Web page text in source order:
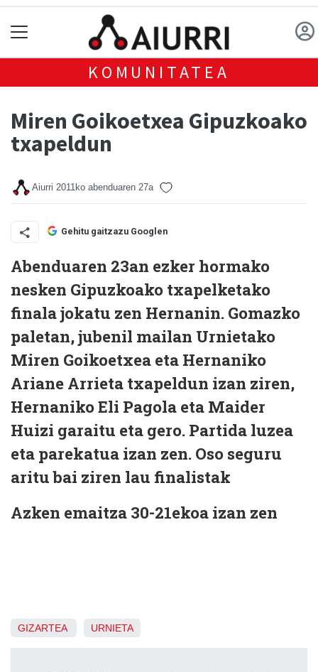
KOMUNITATEA
Miren Goikoetxea Gipuzkoako
txapeldun
Aiurri 2011ko abenduaren 27a
Gehitu gaitzazu Googlen
Abenduaren 23an ezker hormako
nesken Gipuzkoako txapelketako
finala jokatu zen Hernanin. Gomazko
paletan, jubenil mailan Urnietako
Miren Goikoetxea eta Hernaniko
Ariane Arrieta txapeldun izan ziren,
Hernaniko Eli Pagola eta Maider
Huizi garaitu eta gero. Partida luzea
eta parekatua izan zen. Oso seguru
aritu bai ziren lau finalistak
Azken emaitza 30-21ekoa izan zen
GIZARTEA URNIETA